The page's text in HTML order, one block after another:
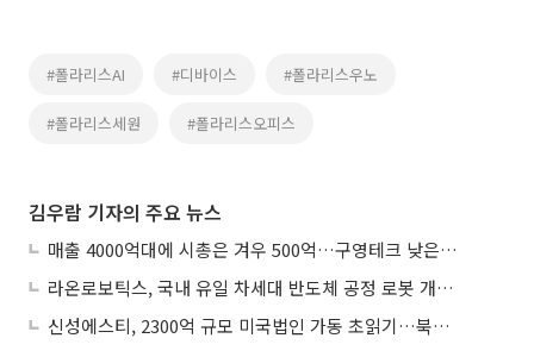
#폴라리스AI #디바이스 #폴라리스우노
#폴라리스세원 #폴라리스오피스
김우람 기자의 주요 뉴스
매출 4000억대에 시총은 겨우 500억…구영테크 낮은 몸값에 저가 승계 마무리
라온로보틱스, 국내 유일 차세대 반도체 공정 로봇 개발 ‘고객사 테스트 진행’
신성에스티, 2300억 규모 미국법인 가동 초읽기…북미 ESS 공략 본격화